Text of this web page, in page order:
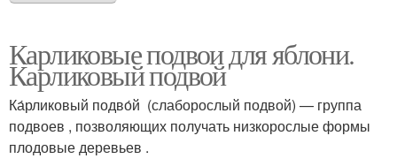
Карликовые подвои для яблони.
Карликовый подвой
Ка́рликовый подво́й (слаборослый подвой) — группа
подвоев , позволяющих получать низкорослые формы
плодовые деревьев .